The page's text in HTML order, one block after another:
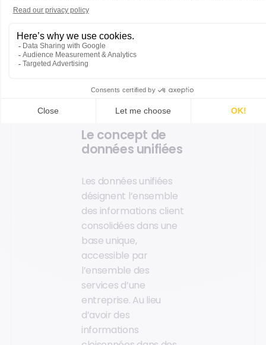
Les données
unifiées : le
personnalisation
Le concept de
données unifiées
Les données unifiées
désignent l’ensemble
des informations client
consolidées dans une
base unique,
accessible par
l’ensemble des
services d’une
entreprise. Au lieu
d’avoir des
informations